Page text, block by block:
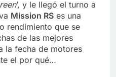
’, y le llegó el turno a
Mission RS es una
rendimiento que se
de las mejores
la fecha de motores
el por qué…